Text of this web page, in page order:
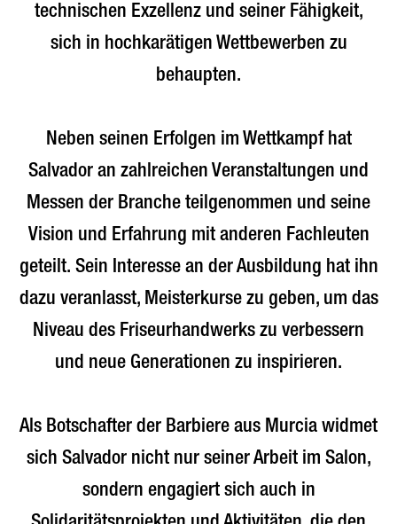
technischen Exzellenz und seiner Fähigkeit,
sich in hochkarätigen Wettbewerben zu
behaupten.
Neben seinen Erfolgen im Wettkampf hat
Salvador an zahlreichen Veranstaltungen und
Messen der Branche teilgenommen und seine
Vision und Erfahrung mit anderen Fachleuten
geteilt. Sein Interesse an der Ausbildung hat ihn
dazu veranlasst, Meisterkurse zu geben, um das
Niveau des Friseurhandwerks zu verbessern
und neue Generationen zu inspirieren.
Als Botschafter der Barbiere aus Murcia widmet
sich Salvador nicht nur seiner Arbeit im Salon,
sondern engagiert sich auch in